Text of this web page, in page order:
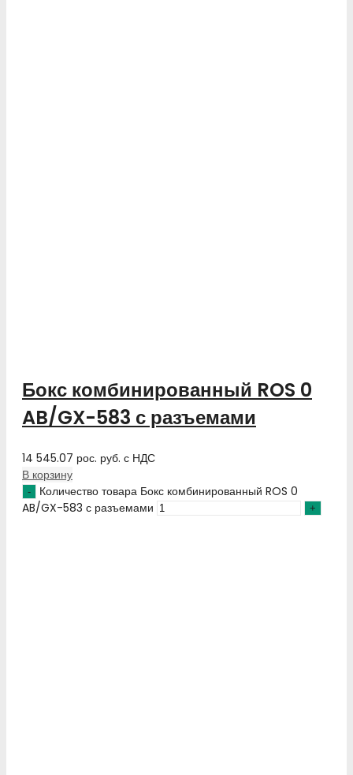
Бокс комбинированный ROS 0
AB/GX-583 с разъемами
14 545.07 рос. руб. с НДС
В корзину
Количество товара Бокс комбинированный ROS 0
AB/GX-583 с разъемами